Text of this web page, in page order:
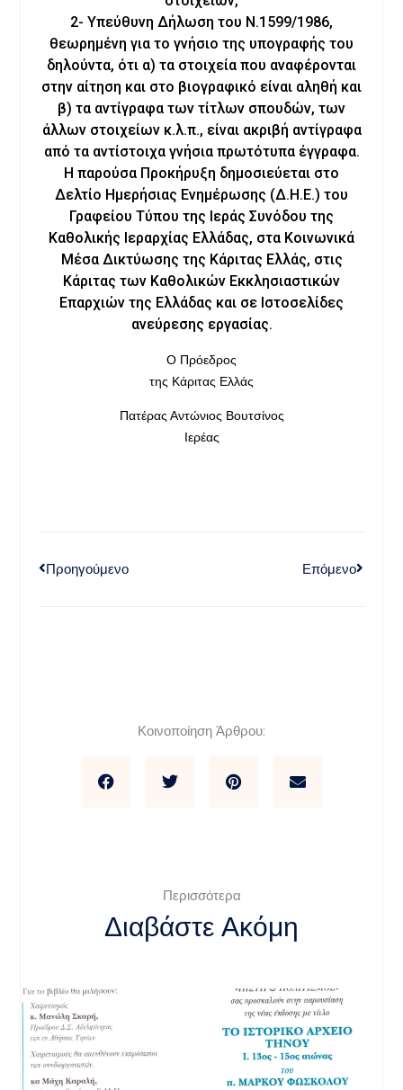
2- Υπεύθυνη Δήλωση του Ν.1599/1986,
θεωρημένη για το γνήσιο της υπογραφής του
δηλούντα, ότι α) τα στοιχεία που αναφέρονται
στην αίτηση και στο βιογραφικό είναι αληθή και
β) τα αντίγραφα των τίτλων σπουδών, των
άλλων στοιχείων κ.λ.π., είναι ακριβή αντίγραφα
από τα αντίστοιχα γνήσια πρωτότυπα έγγραφα.
Η παρούσα Προκήρυξη δημοσιεύεται στο
Δελτίο Ημερήσιας Ενημέρωσης (Δ.Η.Ε.) του
Γραφείου Τύπου της Ιεράς Συνόδου της
Καθολικής Ιεραρχίας Ελλάδας, στα Κοινωνικά
Μέσα Δικτύωσης της Κάριτας Ελλάς, στις
Κάριτας των Καθολικών Εκκλησιαστικών
Επαρχιών της Ελλάδας και σε Ιστοσελίδες
ανεύρεσης εργασίας.
Ο Πρόεδρος
της Κάριτας Ελλάς
Πατέρας Αντώνιος Βουτσίνος
Ιερέας
Προηγούμενο Επόμενο
Κοινοποίηση Άρθρου:
Περισσότερα
Διαβάστε Ακόμη